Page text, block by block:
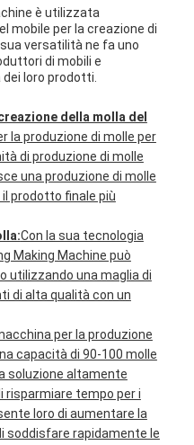
è utilizzata
mobile per la creazione di
versatilità ne fa uno
di mobili e
loro prodotti.
della molla del
la produzione di molle per
di produzione di molle
una produzione di molle
prodotto finale più
Con la sua tecnologia
Making Machine può
utilizzando una maglia di
di alta qualità con un
per la produzione
capacità di 90-100 molle
soluzione altamente
risparmiare tempo per i
loro di aumentare la
soddisfare rapidamente le